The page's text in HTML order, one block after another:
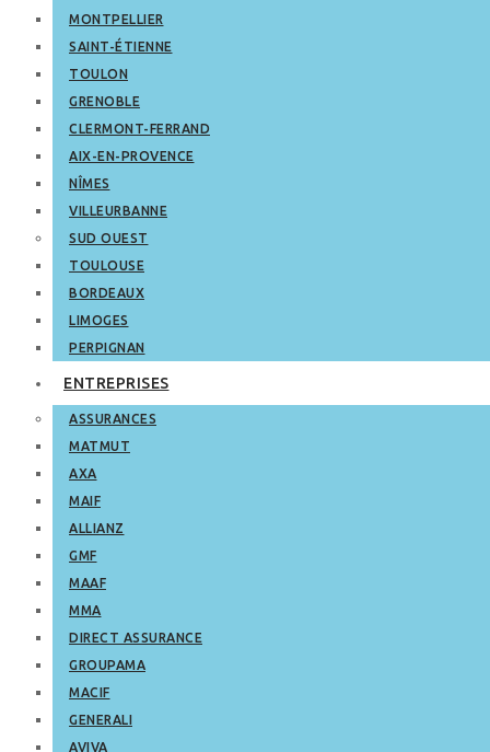
MONTPELLIER
SAINT-ÉTIENNE
TOULON
GRENOBLE
CLERMONT-FERRAND
AIX-EN-PROVENCE
NÎMES
VILLEURBANNE
SUD OUEST
TOULOUSE
BORDEAUX
LIMOGES
PERPIGNAN
ENTREPRISES
ASSURANCES
MATMUT
AXA
MAIF
ALLIANZ
GMF
MAAF
MMA
DIRECT ASSURANCE
GROUPAMA
MACIF
GENERALI
AVIVA